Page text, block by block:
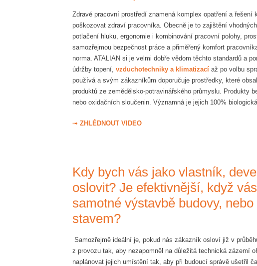
Zdravé pracovní prostředí znamená komplex opatření a
poškozovat zdraví pracovníka. Obecně je to zajištění
potlačení hluku, ergonomie i kombinování pracovní polohy,
samozřejmou bezpečnost práce a přiměřený komfort
norma. ATALIAN si je velmi dobře vědom těchto standardů a
údržby topení, vzduchotechniky a klimatizací až po volbu
používá a svým zákazníkům doporučuje prostředky, které
produktů ze zemědělsko-potravinářského průmyslu. Produkty
nebo oxidačních sloučenin. Významná je jejich 100%
➟ ZHLÉDNOUT VIDEO
Kdy bych vás jako vlastník,
oslovit? Je efektivnější, když
samotné výstavbě budovy,
stavem?
Samozřejmě ideální je, pokud nás zákazník osloví již v
z provozu tak, aby nezapomněl na důležitá technická zázemí
naplánovat jejich umístění tak, aby při budoucí správě ušetřil